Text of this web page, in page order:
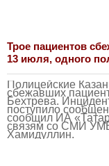
Трое пациентов
13 июля, одного
Полицейские
сбежавших
Бехтрева.
поступило
сообщил ИА
связям со СМИ
Хамидуллин.